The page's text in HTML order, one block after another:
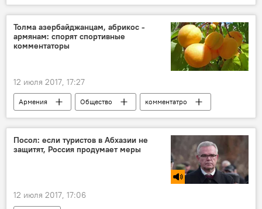
Саакашвили Михаил
ошибки
Толма азербайджанцам, абрикос -
армянам: спорят спортивные
комментаторы
12 июля 2017, 17:27
Армения Общество
комментатро
азербайджанцы
Спорт
абрикос
толма
армяне
Посол: если туристов в Абхазии не
защитят, Россия продумает меры
12 июля 2017, 17:06